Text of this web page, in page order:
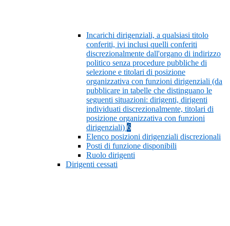
Incarichi dirigenziali, a qualsiasi titolo
conferiti, ivi inclusi quelli conferiti
discrezionalmente dall'organo di indirizzo
politico senza procedure pubbliche di
selezione e titolari di posizione
organizzativa con funzioni dirigenziali (da
pubblicare in tabelle che distinguano le
seguenti situazioni: dirigenti, dirigenti
individuati discrezionalmente, titolari di
posizione organizzativa con funzioni
dirigenziali) 6
Elenco posizioni dirigenziali discrezionali
Posti di funzione disponibili
Ruolo dirigenti
Dirigenti cessati